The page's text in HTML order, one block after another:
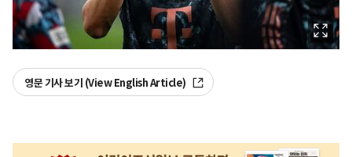
영문 기사 보기 (View English Article)